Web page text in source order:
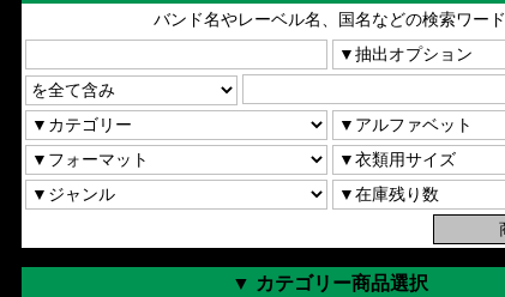
バンド名やレーベル名、国名などの検索ワード
▼ カテゴリー商品選択